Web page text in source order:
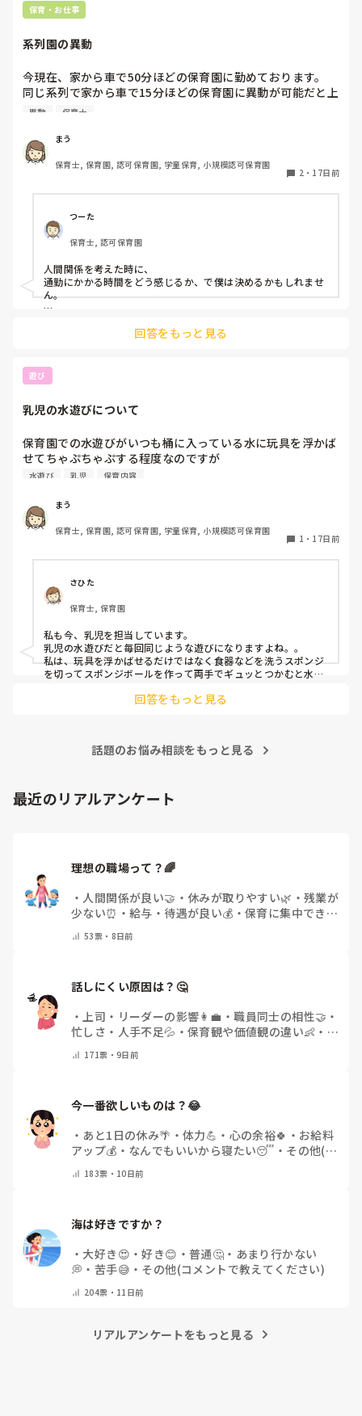
保育・お仕事
系列園の異動
今現在、家から車で50分ほどの保育園に勤めております。
同じ系列で家から車で15分ほどの保育園に異動が可能だと上
から伝えられました。
関係が少しややこしい、お局が厳しいと有名です。
今の通勤距離がある園は、園長を含め優しい職員、連携がで
きている先生が多いです。
異動 保育士
まう
保育士, 保育園, 認可保育園, 学童保育, 小規模認可保育園
2・ 17日前
つーた
保育士, 認可保育園
人間関係を考えた時に、
通勤にかかる時間をどう感じるか、で僕は決めるかもしれませ
ん。
くても、気分が下がる。それに、15分で、またあの場所に行か
一方で、距離はあっても、今日はどんな1日になるかな〜って
50分かけても、行きたいところに行くほうが、保育への向き合
推し活って、遠くても苦じゃないですよね。それのような。
通勤が1時間半以上とかになるならまた考えものだけど、50分
くらいならば、通勤時間を工夫して楽しくもできそうだし。
僕は、保育を楽しくすることを大切にしたいから、それは職場
環境も大切だから、そう考えます。
回答をもっと見る
遊び
乳児の水遊びについて
保育園での水遊びがいつも桶に入っている水に玩具を浮かば
せてちゃぷちゃぷする程度なのですが
何か乳児さんで水遊びのおすすめはございますか？
水遊び 乳児 保育内容
まう
保育士, 保育園, 認可保育園, 学童保育, 小規模認可保育園
1 ・ 17日前
さひた
保育士, 保育園
私も今、乳児を担当しています。
乳児の水遊びだと毎回同じような遊びになりますよね。。
私は、玩具を浮かばせるだけではなく食器などを洗うスポンジ
を切ってスポンジボールを作って両手でギュッとつかむと水が
回答をもっと見る
話題のお悩み相談をもっと見る
最近のリアルアンケート
理想の職場って？🌈
・ 人間関係が良い🤝 ・ 休みが取りやすい🌿 ・ 残業が
少ない⏰ ・ 給与・待遇が良い💰 ・ 保育に集中できる
53票・ 8日前
話しにくい原因は？🤔
・ 上司・リーダーの影響👩‍💼 ・職員同士の相性🤝 ・
忙しさ・人手不足💦 ・ 保育観や価値観の違い👶 ・ 自
教えてください)
171票・9日前
今一番欲しいものは？😂
・ あと1日の休み🌴 ・ 体力💪 ・ 心の余裕🍀 ・ お給料
アップ💰 ・ なんでもいいから寝たい😴 ・ その他(コ
183票・ 10日前
海は好きですか？
・大好き😍 ・好き😊 ・ 普通🤔 ・ あまり行かない
💭 ・ 苦手😅 ・ その他(コメントで教えてください)
204票・ 11日前
リアルアンケートをもっと見る